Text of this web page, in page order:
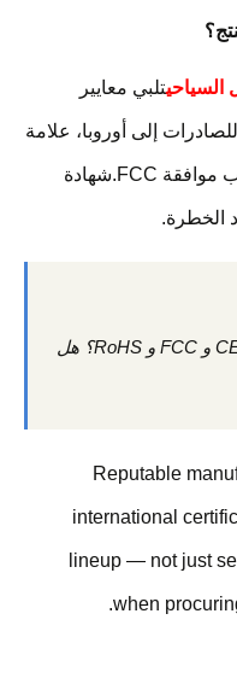
السياحيتلبي معايير
إلى أوروبا، علامة
CE إلزامية. للولايات المتحدة، مطلوب موافقة FCC.شهادة
"هل يمكنك تقديم شهادات لامتثال CE و FCC و RoHS؟ هل
Reputable
international
lineup — not just
when